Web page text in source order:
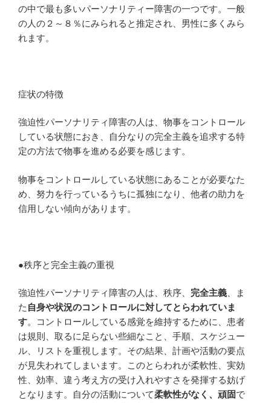
の中で最も多いパーソナリティー障害の一つです。一般
の人の２～８％にみられると推定され、男性に多くみら
れます。
症状の特徴
強迫性パーソナリティ障害の人は、物事をコントロール
している状態におき、自分なりの完全主義を追求する特
定の方法で物事を進める必要を感じます。
物事をコントロールしている状態にあることが必要なた
め、努力を行っているうちに孤独になり、他者の助力を
信用しない傾向があります。
●秩序と完全主義の重視
強迫性パーソナリティ障害の人は、秩序、 完全主義 、ま
た 自身や状況のコントロールに対してとらわれていま
す。コントロールしている感覚を維持するために、患者
は規則、取るに足らない些細なこと、手順、スケジュー
ル、リストを重視します。その結果、計画や活動の要点
が見失われてしまいます。このとらわれが柔軟性、実効
性、効率、違う考え方の受け入れやすさを発揮する妨げ
となります。自分の活動について柔軟性がなく、頑固で